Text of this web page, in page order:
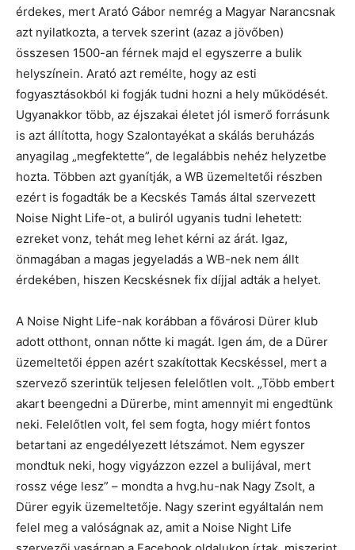
érdekes, mert Arató Gábor nemrég a Magyar Narancsnak
azt nyilatkozta, a tervek szerint (azaz a jövőben)
összesen 1500-an férnek majd el egyszerre a bulik
helyszínein. Arató azt remélte, hogy az esti
fogyasztásokból ki fogják tudni hozni a hely működését.
Ugyanakkor több, az éjszakai életet jól ismerő forrásunk
is azt állította, hogy Szalontayékat a skálás beruházás
anyagilag „megfektette”, de legalábbis nehéz helyzetbe
hozta. Többen azt gyanítják, a WB üzemeltetői részben
ezért is fogadták be a Kecskés Tamás által szervezett
Noise Night Life-ot, a buliról ugyanis tudni lehetett:
ezreket vonz, tehát meg lehet kérni az árát. Igaz,
önmagában a magas jegyeladás a WB-nek nem állt
érdekében, hiszen Kecskésnek fix díjjal adták a helyet.
A Noise Night Life-nak korábban a fővárosi Dürer klub
adott otthont, onnan nőtte ki magát. Igen ám, de a Dürer
üzemeltetői éppen azért szakítottak Kecskéssel, mert a
szervező szerintük teljesen felelőtlen volt. „Több embert
akart beengedni a Dürerbe, mint amennyit mi engedtünk
neki. Felelőtlen volt, fel sem fogta, hogy miért fontos
betartani az engedélyezett létszámot. Nem egyszer
mondtuk neki, hogy vigyázzon ezzel a bulijával, mert
rossz vége lesz” – mondta a hvg.hu-nak Nagy Zsolt, a
Dürer egyik üzemeltetője. Nagy szerint egyáltalán nem
felel meg a valóságnak az, amit a Noise Night Life